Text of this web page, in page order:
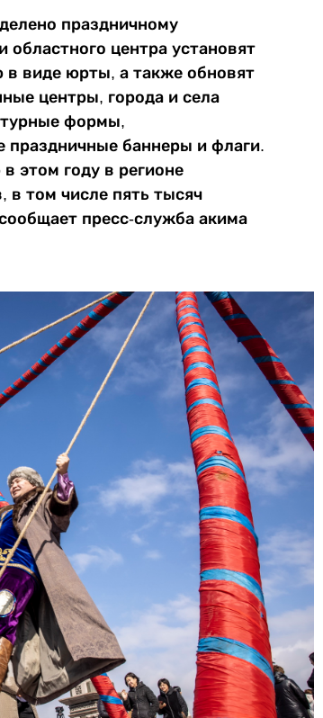
праздничному
центра установят
в виде юрты, а также обновят
центры, города и села
формы,
баннеры и флаги.
этом году в регионе
в том числе пять тысяч
пресс-служба акима